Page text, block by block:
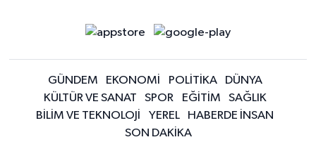
GÜNDEM EKONOMİ POLİTİKA
DÜNYA
KÜLTÜR VE SANAT
SPOR EĞİTİM
SAĞLIK
BİLİM VE TEKNOLOJİ
YEREL
HABERDE İNSAN
SON DAKİKA